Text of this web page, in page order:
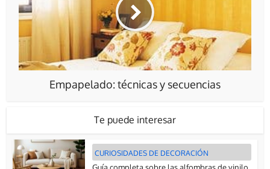
Empapelado: técnicas y secuencias
Te puede interesar
CURIOSIDADES DE DECORACIÓN